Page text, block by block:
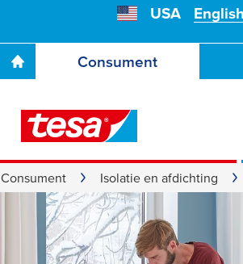
USA
English
Consument
Consument Isolatie en afdichting